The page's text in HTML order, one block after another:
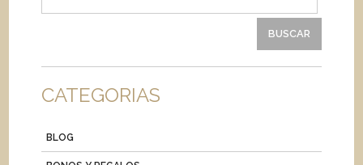
CATEGORIAS
BLOG